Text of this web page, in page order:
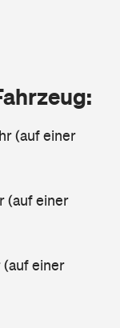
(auf einer
(auf einer
(auf einer